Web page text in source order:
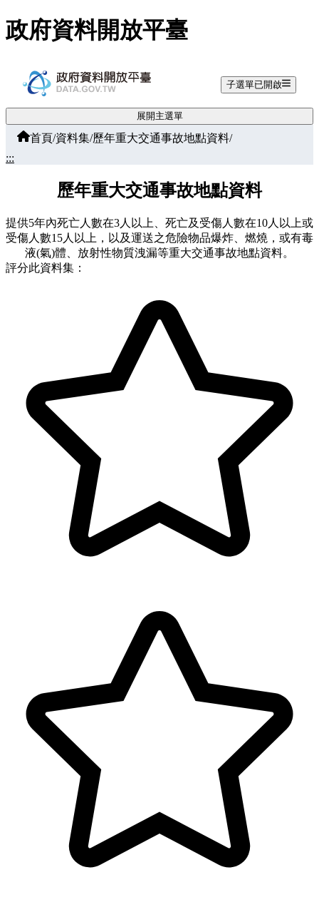
跳至主要內容
政府資料開放平臺
子選單已開啟
展開主選單
首頁/資料集/歷年重大交通事故地點資料/
:::
歷年重大交通事故地點資料
提供5年內死亡人數在3人以上、死亡及受傷人數在10人以上或
受傷人數15人以上，以及運送之危險物品爆炸、燃燒，或有毒
液(氣)體、放射性物質洩漏等重大交通事故地點資料。
評分此資料集：